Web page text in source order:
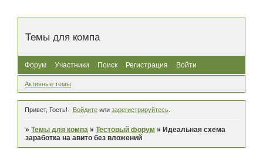
Темы для компа
Форум Участники Поиск Регистрация Войти
Активные темы
Привет, Гость! Войдитеили зарегистрируйтесь.
»Темы для компа »Тестовый форум »Идеальная схема
заработка на авито без вложений